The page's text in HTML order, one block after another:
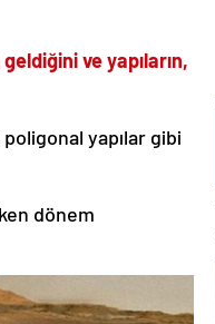
ve yapıların,
poligonal yapılar gibi
dönem